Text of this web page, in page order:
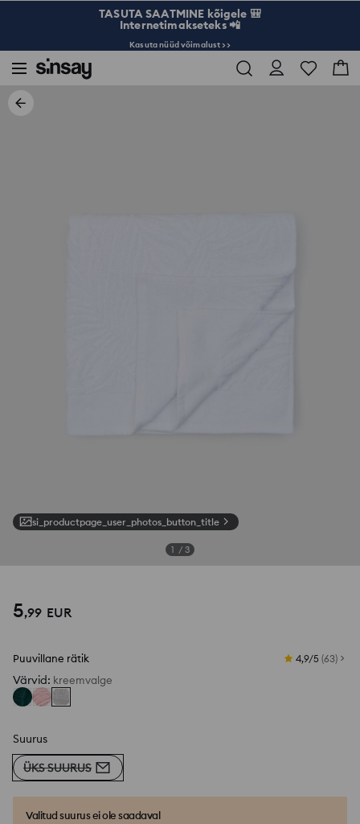
TASUTA SAATMINE kõigele 🎒
Internetimakseteks 📲
Kasuta nüüd võimalust >>
si_productpage_user_photos_button_title
1 / 3
5,99 EUR
Puuvillane rätik 4,9/5 (63)
Värvid: kreemvalge
Suurus
ÜKS SUURUS
Valitud suurus ei ole saadaval